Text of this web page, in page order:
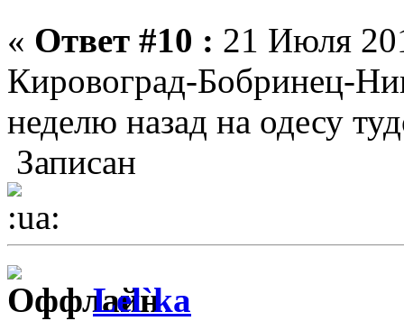
« Ответ #10 : 21 Июля
Кировоград-Бобринец-
неделю назад на одесу
Записан
Lel`ka